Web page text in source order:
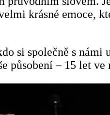
krásné emoce,
si společně s
působení – 15 let ve